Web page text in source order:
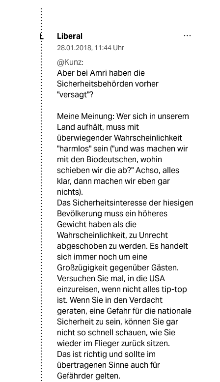
L Liberal
28.01.2018, 11:44 Uhr
@Kunz:
Aber bei Amri haben die
Sicherheitsbehörden vorher
"versagt"?
Meine Meinung: Wer sich in unserem
Land aufhält, muss mit
überwiegender Wahrscheinlichkeit
"harmlos" sein ("und was machen wir
mit den Biodeutschen, wohin
schieben wir die ab?" Achso, alles
klar, dann machen wir eben gar
nichts).
Das Sicherheitsinteresse der hiesigen
Bevölkerung muss ein höheres
Gewicht haben als die
Wahrscheinlichkeit, zu Unrecht
abgeschoben zu werden. Es handelt
sich immer noch um eine
Großzügigkeit gegenüber Gästen.
Versuchen Sie mal, in die USA
einzureisen, wenn nicht alles tip-top
ist. Wenn Sie in den Verdacht
geraten, eine Gefahr für die nationale
Sicherheit zu sein, können Sie gar
nicht so schnell schauen, wie Sie
wieder im Flieger zurück sitzen.
Das ist richtig und sollte im
übertragenen Sinne auch für
Gefährder gelten.